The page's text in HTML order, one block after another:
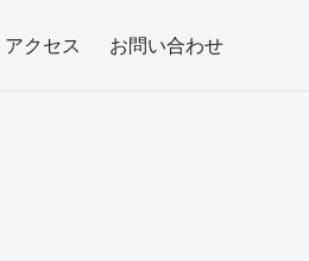
アクセス お問い合わせ